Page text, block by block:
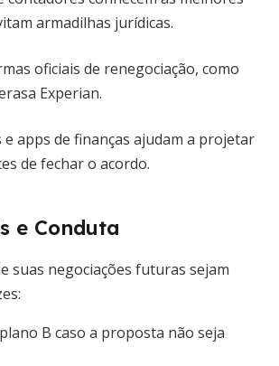
armadilhas jurídicas.
oficiais de renegociação, como
Experian.
e apps de finanças ajudam a projetar
de fechar o acordo.
e Conduta
suas negociações futuras sejam
B caso a proposta não seja